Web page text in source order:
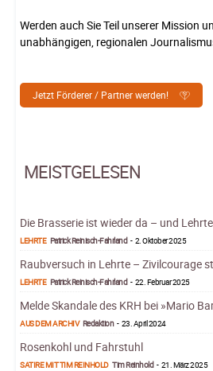
Werden auch Sie Teil unserer Mission
unabhängigen, regionalen
Jetzt Förderer / Partner werden!
MEISTGELESEN
Die Brasserie ist wieder da – und
LEHRTE Patrick Reinisch-Fahrland - 2. Oktober 2025
Raubversuch in Lehrte – Zivilcourage
LEHRTE Patrick Reinisch-Fahrland - 22. Februar 2025
Melde Skandale des KRH bei »Mario
AUS DEM ARCHIV Redaktion - 23. April 2024
Rosenkohl und Fahrstuhl
SATIRE MIT TIM REINHOLD Tim Reinhold - 21. März 2025